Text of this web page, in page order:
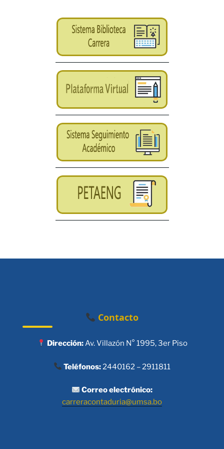
Contacto
Dirección:Av. Villazón N° 1995, 3er Piso
Teléfonos:2440162 – 2911811
Correo electrónico:
carreracontaduria@umsa.bo